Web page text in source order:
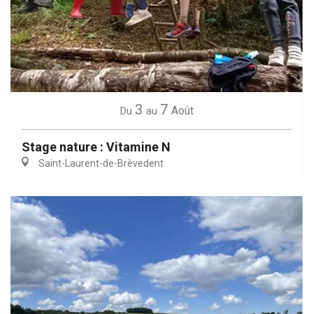
Du 3 au 7 Août
Stage nature : Vitamine N
Saint-Laurent-de-Brèvedent